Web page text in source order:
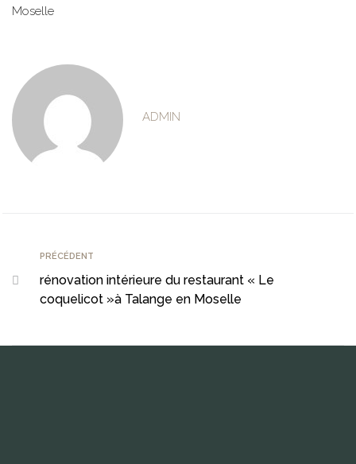
Moselle
ADMIN
PRÉCÉDENT
rénovation intérieure du restaurant « Le
coquelicot »à Talange en Moselle